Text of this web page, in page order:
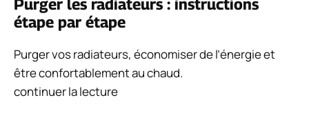
Purger les radiateurs : instructions
étape par étape
Purger vos radiateurs, économiser de l’énergie et
être confortablement au chaud.
continuer la lecture